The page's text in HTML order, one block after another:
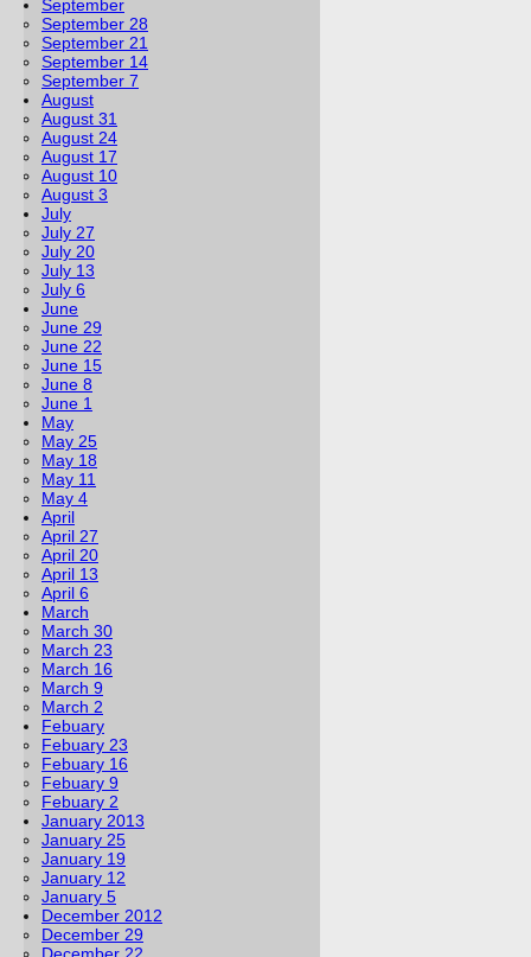
September
September 28
September 21
September 14
September 7
August
August 31
August 24
August 17
August 10
August 3
July
July 27
July 20
July 13
July 6
June
June 29
June 22
June 15
June 8
June 1
May
May 25
May 18
May 11
May 4
April
April 27
April 20
April 13
April 6
March
March 30
March 23
March 16
March 9
March 2
Febuary
Febuary 23
Febuary 16
Febuary 9
Febuary 2
January 2013
January 25
January 19
January 12
January 5
December 2012
December 29